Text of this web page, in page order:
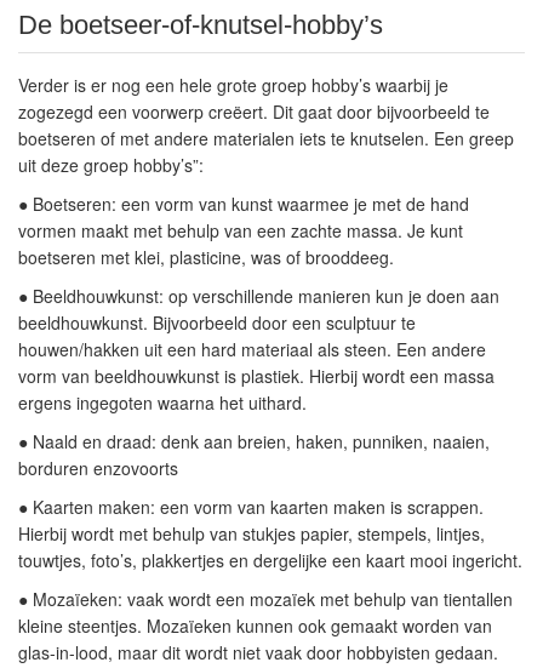
De boetseer-of-knutsel-hobby’s
Verder is er nog een hele grote groep hobby’s waarbij je
zogezegd een voorwerp creëert. Dit gaat door bijvoorbeeld te
boetseren of met andere materialen iets te knutselen. Een greep
uit deze groep hobby’s”:
● Boetseren: een vorm van kunst waarmee je met de hand
vormen maakt met behulp van een zachte massa. Je kunt
boetseren met klei, plasticine, was of brooddeeg.
● Beeldhouwkunst: op verschillende manieren kun je doen aan
beeldhouwkunst. Bijvoorbeeld door een sculptuur te
houwen/hakken uit een hard materiaal als steen. Een andere
vorm van beeldhouwkunst is plastiek. Hierbij wordt een massa
ergens ingegoten waarna het uithard.
● Naald en draad: denk aan breien, haken, punniken, naaien,
borduren enzovoorts
● Kaarten maken: een vorm van kaarten maken is scrappen.
Hierbij wordt met behulp van stukjes papier, stempels, lintjes,
touwtjes, foto’s, plakkertjes en dergelijke een kaart mooi ingericht.
● Mozaïeken: vaak wordt een mozaïek met behulp van tientallen
kleine steentjes. Mozaïeken kunnen ook gemaakt worden van
glas-in-lood, maar dit wordt niet vaak door hobbyisten gedaan.